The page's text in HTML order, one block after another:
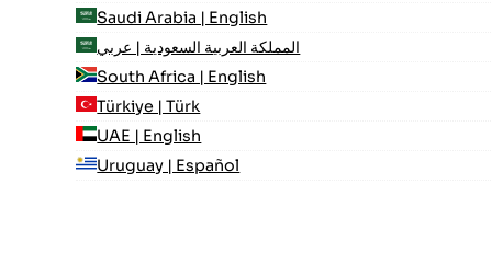
Saudi Arabia | English
المملكة العربية السعودية | عربي
South Africa | English
Türkiye | Türk
UAE | English
Uruguay | Español